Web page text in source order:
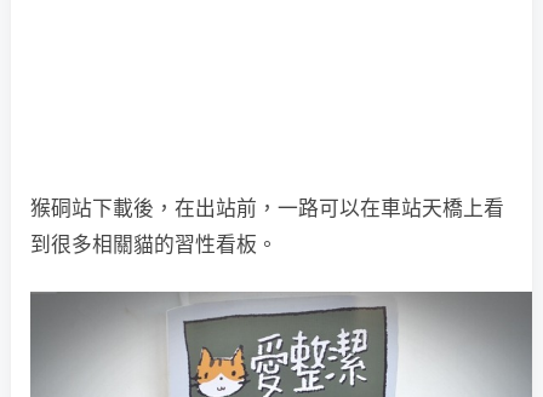
猴硐站下載後，在出站前，一路可以在車站天橋上看
到很多相關貓的習性看板。